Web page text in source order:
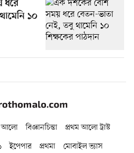
ধরে
১০
আলো বিজ্ঞানচিন্তা
প্রথম আলো ট্রাস্ট
ইপেপার প্রথমা মোবাইল ভ্যাস